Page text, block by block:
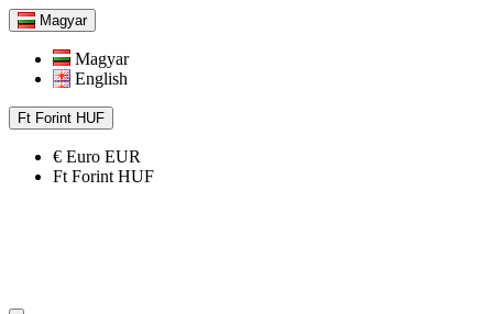
Magyar
Magyar
English
Ft Forint HUF
€ Euro EUR
Ft Forint HUF